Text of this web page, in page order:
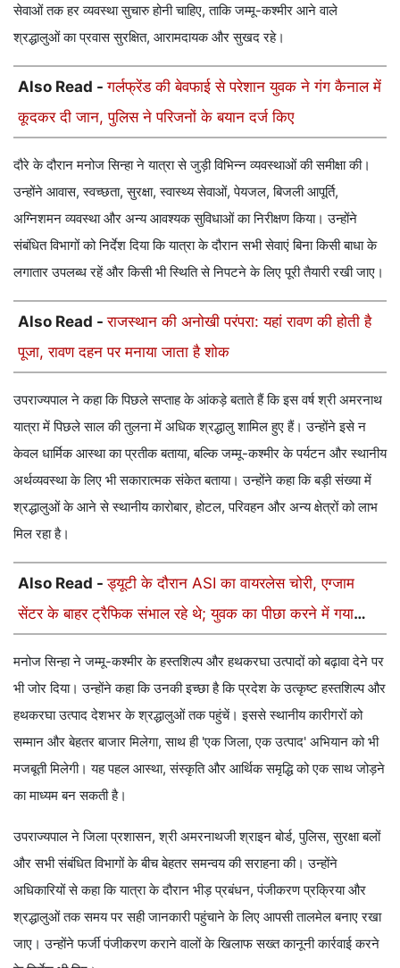
सेवाओं तक हर व्यवस्था सुचारु होनी चाहिए, ताकि जम्मू-कश्मीर आने वाले
श्रद्धालुओं का प्रवास सुरक्षित, आरामदायक और सुखद रहे।
Also Read -गर्लफ्रेंड की बेवफाई से परेशान युवक ने गंग कैनाल में
कूदकर दी जान, पुलिस ने परिजनों के बयान दर्ज किए
दौरे के दौरान मनोज सिन्हा ने यात्रा से जुड़ी विभिन्न व्यवस्थाओं की समीक्षा की।
उन्होंने आवास, स्वच्छता, सुरक्षा, स्वास्थ्य सेवाओं, पेयजल, बिजली आपूर्ति,
अग्निशमन व्यवस्था और अन्य आवश्यक सुविधाओं का निरीक्षण किया। उन्होंने
संबंधित विभागों को निर्देश दिया कि यात्रा के दौरान सभी सेवाएं बिना किसी बाधा के
लगातार उपलब्ध रहें और किसी भी स्थिति से निपटने के लिए पूरी तैयारी रखी जाए।
Also Read -राजस्थान की अनोखी परंपरा: यहां रावण की होती है
पूजा, रावण दहन पर मनाया जाता है शोक
उपराज्यपाल ने कहा कि पिछले सप्ताह के आंकड़े बताते हैं कि इस वर्ष श्री अमरनाथ
यात्रा में पिछले साल की तुलना में अधिक श्रद्धालु शामिल हुए हैं। उन्होंने इसे न
केवल धार्मिक आस्था का प्रतीक बताया, बल्कि जम्मू-कश्मीर के पर्यटन और स्थानीय
अर्थव्यवस्था के लिए भी सकारात्मक संकेत बताया। उन्होंने कहा कि बड़ी संख्या में
श्रद्धालुओं के आने से स्थानीय कारोबार, होटल, परिवहन और अन्य क्षेत्रों को लाभ
मिल रहा है।
Also Read -ड्यूटी के दौरान ASI का वायरलेस चोरी, एग्जाम
सेंटर के बाहर ट्रैफिक संभाल रहे थे; युवक का पीछा करने में गया
मनोज सिन्हा ने जम्मू-कश्मीर के हस्तशिल्प और हथकरघा उत्पादों को बढ़ावा देने पर
भी जोर दिया। उन्होंने कहा कि उनकी इच्छा है कि प्रदेश के उत्कृष्ट हस्तशिल्प और
हथकरघा उत्पाद देशभर के श्रद्धालुओं तक पहुंचें। इससे स्थानीय कारीगरों को
सम्मान और बेहतर बाजार मिलेगा, साथ ही 'एक जिला, एक उत्पाद' अभियान को भी
मजबूती मिलेगी। यह पहल आस्था, संस्कृति और आर्थिक समृद्धि को एक साथ जोड़ने
का माध्यम बन सकती है।
उपराज्यपाल ने जिला प्रशासन, श्री अमरनाथजी श्राइन बोर्ड, पुलिस, सुरक्षा बलों
और सभी संबंधित विभागों के बीच बेहतर समन्वय की सराहना की। उन्होंने
अधिकारियों से कहा कि यात्रा के दौरान भीड़ प्रबंधन, पंजीकरण प्रक्रिया और
श्रद्धालुओं तक समय पर सही जानकारी पहुंचाने के लिए आपसी तालमेल बनाए रखा
जाए। उन्होंने फर्जी पंजीकरण कराने वालों के खिलाफ सख्त कानूनी कार्रवाई करने